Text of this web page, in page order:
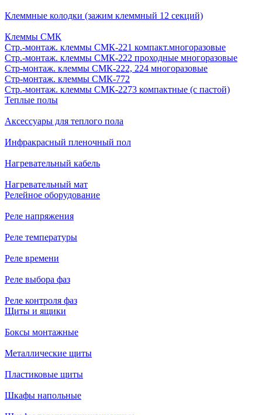
Клеммные колодки (зажим клеммный 12 секций)
Клеммы СМК
Стр.-монтаж. клеммы СМК-221 компакт.многоразовые
Стр.-монтаж. клеммы СМК-222 проходные многоразовые
Стр-монтаж. клеммы СМК-222, 224 многоразовые
Стр-монтаж. клеммы СМК-772
Стр.-монтаж. клеммы СМК-2273 компактные (с пастой)
Теплые полы
Аксессуары для теплого пола
Инфракрасный пленочный пол
Нагревательный кабель
Нагревательный мат
Релейное оборудование
Реле напряжения
Реле температуры
Реле времени
Реле выбора фаз
Реле контроля фаз
Щиты и ящики
Боксы монтажные
Металлические щиты
Пластиковые щиты
Шкафы напольные